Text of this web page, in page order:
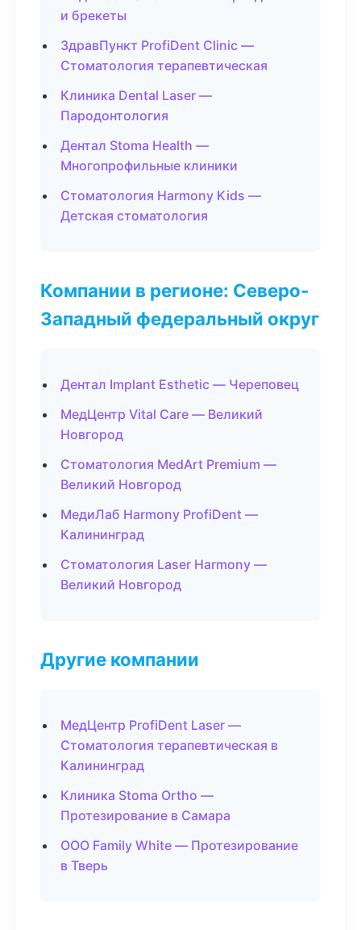
и брекеты
ЗдравПункт ProfiDent Clinic —
Стоматология терапевтическая
Клиника Dental Laser —
Пародонтология
Дентал Stoma Health —
Многопрофильные клиники
Стоматология Harmony Kids —
Детская стоматология
Компании в регионе: Северо-
Западный федеральный округ
Дентал Implant Esthetic — Череповец
МедЦентр Vital Care — Великий
Новгород
Стоматология MedArt Premium —
Великий Новгород
МедиЛаб Harmony ProfiDent —
Калининград
Стоматология Laser Harmony —
Великий Новгород
Другие компании
МедЦентр ProfiDent Laser —
Стоматология терапевтическая в
Калининград
Клиника Stoma Ortho —
Протезирование в Самара
ООО Family White — Протезирование
в Тверь